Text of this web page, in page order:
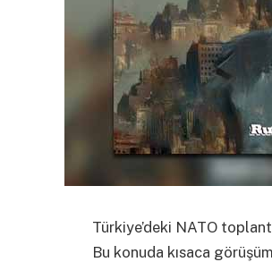
Türkiye’deki NATO
Bu konuda kısaca